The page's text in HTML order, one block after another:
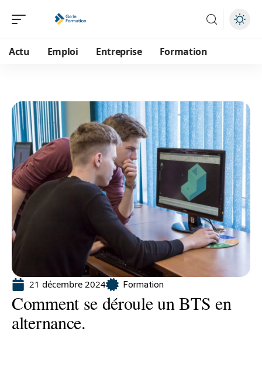
Actu Emploi Entreprise Formation
21 décembre 2024 Formation
Comment se déroule un BTS en
alternance.